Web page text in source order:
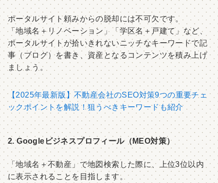
ポータルサイト頼みからの脱却には不可欠です。
「地域名＋リノベーション」「学区名＋戸建て」など、
ポータルサイトが拾いきれないニッチなキーワードで記
事（ブログ）を書き、資産となるコンテンツを積み上げ
ましょう。
【2025年最新版】不動産会社のSEO対策9つの重要チェ
ックポイントを解説！狙うべきキーワードも紹介
2. Googleビジネスプロフィール（MEO対策）
「地域名＋不動産」で地図検索した際に、上位3位以内
に表示されることを目指します。